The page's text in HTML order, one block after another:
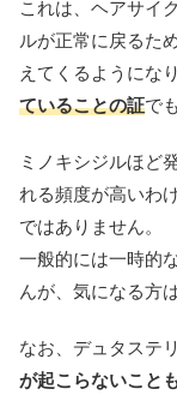
これは、ヘアサイ
ルが正常に戻るた
えてくるようにな
ていることの証で
ミノキシジルほど
れる頻度が高いわ
ではありません。
一般的には一時的
んが、気になる方
なお、デュタステ
が起こらないこと